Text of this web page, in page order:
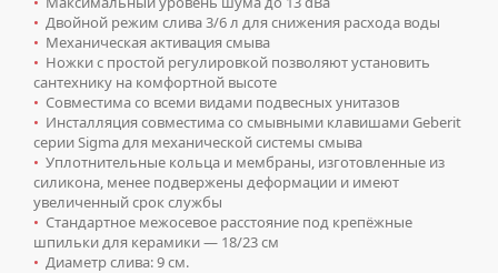
• Двойной режим слива 3/6 л для снижения расхода воды
• Механическая активация смыва
• Ножки с простой регулировкой позволяют установить
сантехнику на комфортной высоте
• Совместима со всеми видами подвесных унитазов
• Инсталляция совместима со смывными клавишами Geberit
серии Sigma для механической системы смыва
• Уплотнительные кольца и мембраны, изготовленные из
силикона, менее подвержены деформации и имеют
увеличенный срок службы
• Стандартное межосевое расстояние под крепёжные
шпильки для керамики — 18/23 см
• Диаметр слива: 9 см.
СМЕСИТЕЛИ ДЛЯ КУХНИ
СМЕСИТЕЛИ ДЛЯ УМЫВАЛЬНИКА
СМЕСИТЕЛИ МОНО
СМЕСИТЕЛИ НА БОРТ ВАННЫ
ТЕРМОСТАТИЧЕСКИЕ СМЕСИТЕЛИ
УГЛОВЫЕ ВЕНТИЛЯ ДЛЯ СМЕСИТЕЛЕЙ
НАЖИМНЫЕ СУШИЛКИ ДЛЯ РУК
ПОГРУЖНЫЕ СУШИЛКИ ДЛЯ РУК
ВРЕЗНЫЕ УМЫВАЛЬНИКИ
ДВОЙНЫЕ УМЫВАЛЬНИКИ
МЕБЕЛЬНЫЕ УМЫВАЛЬНИКИ
НАКЛАДНЫЕ УМЫВАЛЬНИКИ
ПОДВЕСНЫЕ УМЫВАЛЬНИКИ
УМЫВАЛЬНИКИ НАД СТИРАЛЬНЫМИ МАШИНАМИ
УМЫВАЛЬНИКИ С ПЬЕДЕСТАЛАМИ
ПЬЕДЕСТАЛЫ ДЛЯ УМЫВАЛЬНИКОВ
Унитазы
ПОДВЕСНЫЕ УНИТАЗЫ
ПРИСТАВНЫЕ УНИТАЗЫ
УНИТАЗЫ-КОМПАКТЫ
УНИТАЗЫ С БИДЕТКОЙ
КРЫШКИ-СИДЕНЬЯ
КОМПЛЕКТУЮЩИЕ ДЛЯ УНИТАЗОВ